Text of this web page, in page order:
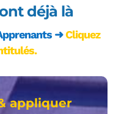
déjà là
➜Cliquez
appliquer